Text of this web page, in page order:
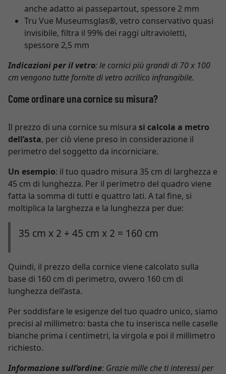
anche adatto ai passepartout, spessore 2 mm
Tru Vue Museumsglas®, vetro conservativo quasi
invisibile, filtra il 99% dei raggi ultravioletti,
spessore 2,5 mm
Indicazioni per il vetro: le cornici più grandi di 70 x 100
cm vengono tutte fornite di vetro acrilico infrangibile.
Come ordinare una cornice su misura?
Il prezzo di una cornice su misura si calcola a metro
dell’asta, per ciò viene preso in considerazione il
perimetro del soggetto da incorniciare.
Un esempio: il tuo quadro misura 35 cm di larghezza e
45 cm di lunghezza. Per il perimetro del quadro viene
fatta la somma di tutti e quattro lati. A tal fine, si
moltiplica la larghezza e la lunghezza per due:
35 cm x 2 + 45 cm x 2 = 160 cm
Quindi, il prezzo della cornice viene calcolato sulla
base di 160 cm di perimetro, ovvero 160 cm di
lunghezza dell’asta.
Per soddisfare le esigenze del tuo quadro unico, siamo
precisi al millimetro: basta che tu inserisca nelle caselle
bianche prima i centimetri, la virgola e poi il millimetro
richiesto.
Informazione sull’ordine: Grazie mille che ti interessi per